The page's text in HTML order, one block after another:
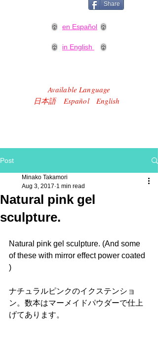
Share
en Español
in English
Available Language
​日本語 Español English
Post
Natural pink gel
sculpture.
Minako Takamori
Aug 3, 2017 1 min read
Natural pink gel sculpture. (And some
of these with mirror effect power coated
)
ナチュラルピンクのイクステンショ
ン。数本はマーメイドパウダーで仕上
げてあります。